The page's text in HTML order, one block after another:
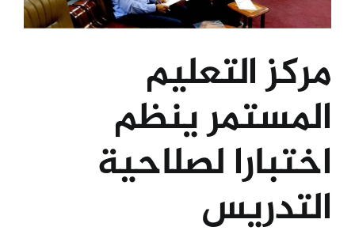
مركز التعليم
المستمر ينظم
اختبارا لصلاحية
التدريس